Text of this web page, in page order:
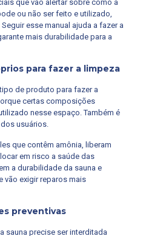
que vão alertar sobre como a
ou não ser feito e utilizado,
esse manual ajuda a fazer a
mais durabilidade para a
para fazer a limpeza
de produto para fazer a
certas composições
nesse espaço. Também é
usuários.
que contêm amônia, liberam
em risco a saúde das
a durabilidade da sauna e
vão exigir reparos mais
preventivas
sauna precise ser interditada